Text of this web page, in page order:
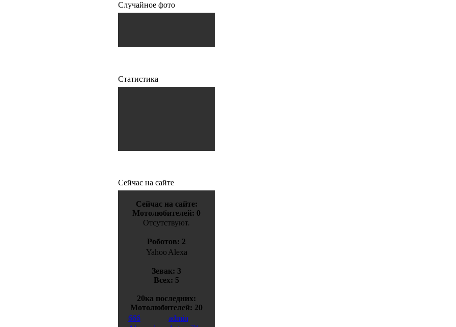
Случайное фото
Статистика
Сейчас на сайте
Сейчас на сайте:
Мотолюбителей: 0
Отсутствуют.
Роботов: 2
Yahoo Alexa
Зевак: 3
Всех: 5
20ка последних:
Мотолюбителей: 20
666
admin